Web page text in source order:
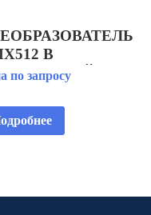
В
по запросу